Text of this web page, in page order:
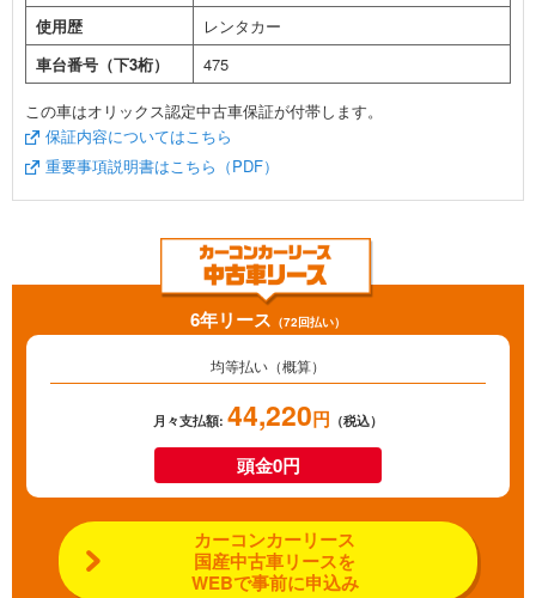
使用歴
レンタカー
車台番号（下3桁）
475
この車はオリックス認定中古車保証が付帯します。
保証内容についてはこちら
重要事項説明書はこちら（PDF）
6年リース （72回払い）
均等払い（概算）
月々支払額: 44,220円 （税込）
頭金0円
カーコンカーリース
国産中古車リースを
WEBで事前に申込み